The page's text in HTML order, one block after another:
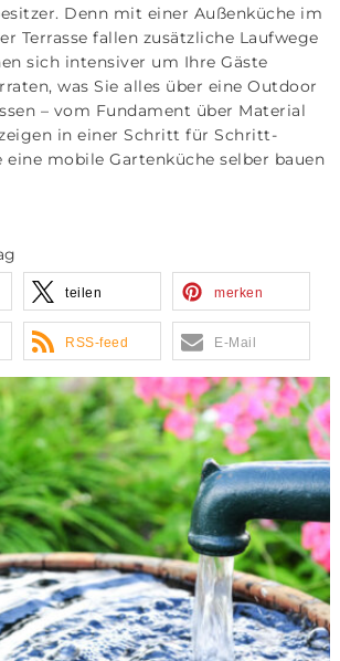
Denn mit einer Außenküche im
Terrasse fallen zusätzliche Laufwege
sich intensiver um Ihre Gäste
was Sie alles über eine Outdoor
– vom Fundament über Material
in einer Schritt für Schritt-
eine mobile Gartenküche selber bauen
teilen merken
RSS-feed E-Mail